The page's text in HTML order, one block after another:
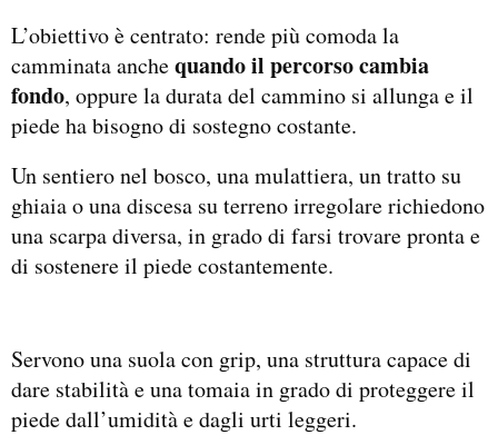
L’obiettivo è centrato: rende più comoda la
camminata anchequando il percorso cambia
fondo, oppure la durata del cammino si allunga e il
piede ha bisogno di sostegno costante.
Un sentiero nel bosco, una mulattiera, un tratto su
ghiaia o una discesa su terreno irregolare richiedono
una scarpa diversa, in grado di farsi trovare pronta e
di sostenere il piede costantemente.
Servono una suola con grip, una struttura capace di
dare stabilità e una tomaia in grado di proteggere il
piede dall’umidità e dagli urti leggeri.